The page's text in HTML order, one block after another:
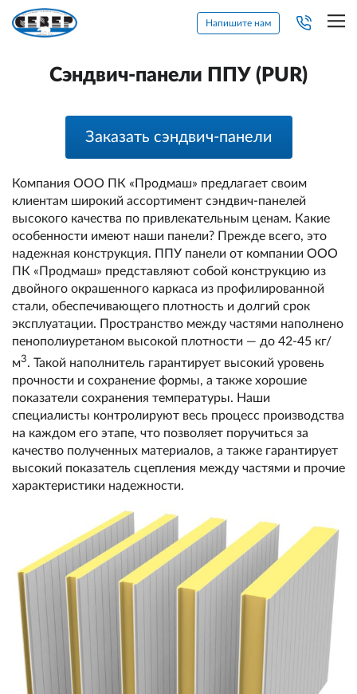
Напишите нам
Сэндвич-панели ППУ (PUR)
Заказать сэндвич-панели
Компания ООО ПК «Продмаш» предлагает своим
клиентам широкий ассортимент сэндвич-панелей
высокого качества по привлекательным ценам. Какие
особенности имеют наши панели? Прежде всего, это
надежная конструкция. ППУ панели от компании ООО
ПК «Продмаш» представляют собой конструкцию из
двойного окрашенного каркаса из профилированной
стали, обеспечивающего плотность и долгий срок
эксплуатации. Пространство между частями наполнено
пенополиуретаном высокой плотности — до 42-45 кг/
м3. Такой наполнитель гарантирует высокий уровень
прочности и сохранение формы, а также хорошие
показатели сохранения температуры. Наши
специалисты контролируют весь процесс производства
на каждом его этапе, что позволяет поручиться за
качество полученных материалов, а также гарантирует
высокий показатель сцепления между частями и прочие
характеристики надежности.